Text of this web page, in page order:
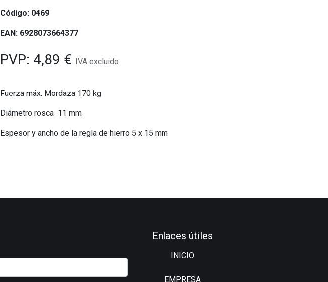
Código: 0469
EAN: 6928073664377
PVP: 4,89 € IVA excluido
Fuerza máx. Mordaza 170 kg
Diámetro rosca 11 mm
Espesor y ancho de la regla de hierro 5 x 15 mm
Enlaces útiles
INICIO
EMPRESA